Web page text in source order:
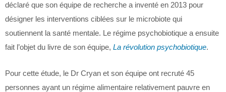
déclaré que son équipe de recherche a inventé en 2013 pour
désigner les interventions ciblées sur le microbiote qui
soutiennent la santé mentale. Le régime psychobiotique a ensuite
fait l’objet du livre de son équipe, La révolution psychobiotique.
Pour cette étude, le Dr Cryan et son équipe ont recruté 45
personnes ayant un régime alimentaire relativement pauvre en